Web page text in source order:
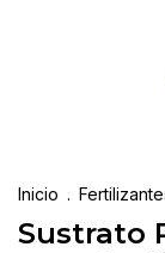
Inicio .
Sustrato